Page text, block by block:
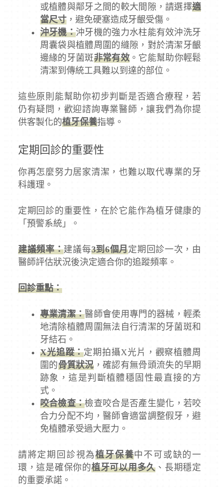
或植體與鄰牙之間的較大間隙，請選擇適
當尺寸，避免硬塞造成牙齦受傷。
沖牙機：沖牙機的強力水柱能有效沖洗牙
周囊袋與植體周圍的縫隙，對於清潔牙齦
邊緣的牙菌斑非常有效。它能幫助你輕鬆
清潔到傳統工具難以到達的部位。
這些原則能幫助你初步判斷是否適合療程，若
仍有疑問，歡迎諮詢專業醫師，讓我們為你提
供客製化的植牙保養指導。
定期回診的重要性
你再怎麼努力居家清潔，也難以取代專業的牙
科護理。
定期回診的重要性，在於它能作為植牙健康的
「預警系統」。
建議頻率：建議每3到6個月定期回診一次，由
醫師評估狀況後決定適合你的追蹤頻率。
回診重點：
專業清潔：醫師會使用專門的器械，輕柔
地清除植體周圍無法自行清潔的牙菌斑和
牙結石。
X光追蹤：定期拍攝X光片，觀察植體周
圍的骨質狀況，確認有無骨頭流失的早期
跡象，這是判斷植體穩固性最直接的方
式。
咬合檢查：檢查咬合是否產生變化，若咬
合力分配不均，醫師會適當調整假牙，避
免植體承受過大壓力。
請將定期回診視為植牙保養中不可或缺的一
環，這是確保你的植牙可以用多久 、長期穩定
的重要承諾。